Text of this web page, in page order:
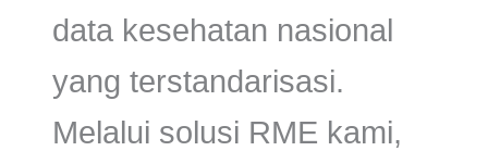
data kesehatan nasional
yang terstandarisasi.
Melalui solusi RME kami,